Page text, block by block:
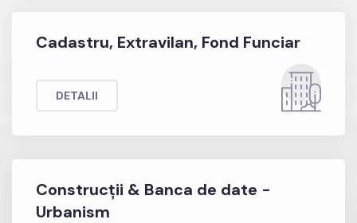
Cadastru, Extravilan, Fond Funciar
DETALII
Construcții & Banca de date -
Urbanism